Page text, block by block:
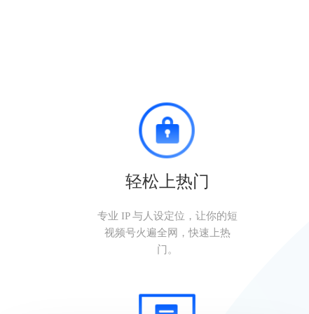
轻松上热门
专业 IP 与人设定位，让你的短
视频号火遍全网，快速上热
门。